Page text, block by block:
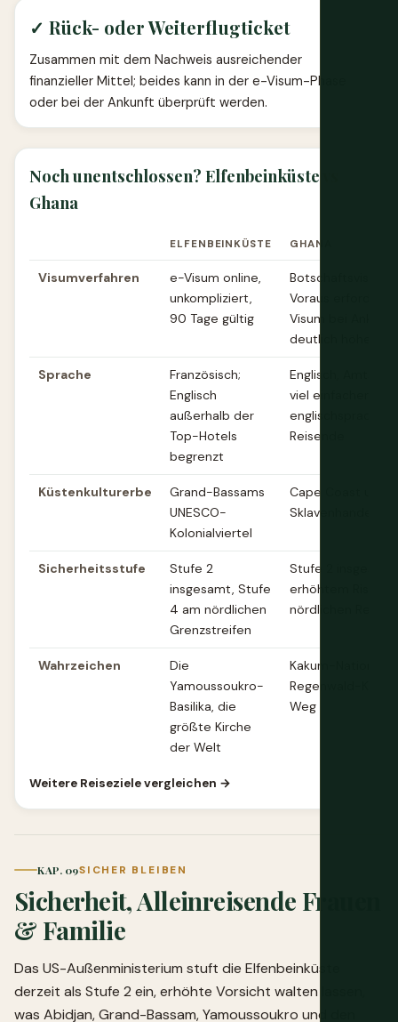
✓ Rück- oder Weiterflugticket
Zusammen mit dem Nachweis ausreichender
finanzieller Mittel; beides kann in der e-Visum-Phase
oder bei der Ankunft überprüft werden.
Noch unentschlossen? Elfenbeinküste
Ghana
ELFENBEINKÜSTE GHANA
Visumverfahren
e-Visum online,
unkompliziert,
90 Tage gültig
Botschaftsvisum
Voraus
Visum bei
deutlich höher
Sprache
Französisch;
Englisch
außerhalb der
Top-Hotels
begrenzt
Englisch,
viel einfacher für
englischsprachige
Reisende
Küstenkulturerbe
Grand-Bassams
UNESCO-
Kolonialviertel
Cape Coast und
Sicherheitsstufe
Stufe 2
insgesamt, Stufe
4 am nördlichen
Grenzstreifen
Stufe 2
erhöhtem Risiko
nördlichen
Wahrzeichen
Die
Yamoussoukro-
Basilika, die
größte Kirche
der Welt
Kakum-
Regenwald-
Weg
Weitere Reiseziele vergleichen →
KAP. 09SICHER BLEIBEN
Sicherheit, Alleinreisende Frauen
& Familie
Das US-Außenministerium stuft die Elfenbeinküste
derzeit als Stufe 2 ein, erhöhte Vorsicht walten lassen,
was Abidjan, Grand-Bassam, Yamoussoukro und den